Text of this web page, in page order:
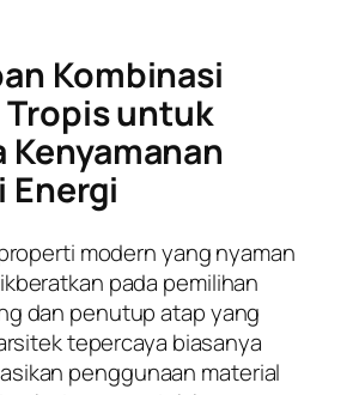
Kombinasi
untuk
Kenyamanan
Energi
modern yang nyaman
pada pemilihan
dan penutup atap yang
tepercaya biasanya
penggunaan material